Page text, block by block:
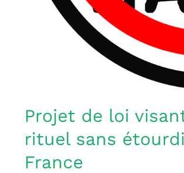
Projet de loi
rituel sans
France